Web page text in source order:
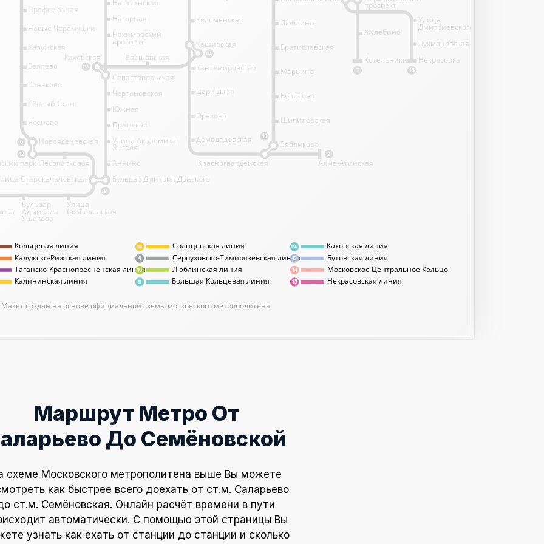
Кольцевая линия
Калужско-Рижская линия
Таганско-Краснопресненская линия
Калининская линия
Солнцевская линия
Серпуховско-Тимирязевская линия
Люблинская линия
Каховская линия
Бутовская линия
Московское Центральное Кольцо
Макет создан на основе официальной схемы московского метрополитена
11А
Большая Кольцевая линия
9
10
12
8А
11
14
15 Некрасовская линия
7
2
10
11А
11А
9
6
12
15
Профсоюзная
Новые Черёмушки
Калужская
Беляево
Коньково
Тёплый Стан
Ясенево
Новоясеневская
Нагатинская
Нагорная
Нахимовский
проспект
Севастопольская
Чертановская
Южная
Пражская
Улица Академика
Янгеля
проспект
Жулебино
Котельники
Люблино
Братиславская
Марьино
Борисово
Шипиловская
Зябликово
Коломенская
Каширская
Кантемировская
Царицыно
Орехово
Домодедовская
Красногвардейская Алма-Атинская
Аннино
Бульвар Дмитрия Донского
Варшавская
парк Лесопарковая
Старокачаловская
Улица
Скобелевская
Бульвар
Адмирала
Ушакова
Каховская
Улица
Дмитриевского
Лухмановская
Некрасовка
Маршрут Метро От
До Семёновской
схеме Московского метрополитена выше Вы можете
как быстрее всего доехать от ст.м. Саларьево
ст.м. Семёновская. Онлайн расчёт времени в пути
автоматически. С помощью этой страницы Вы
узнать как ехать от станции до станции и сколько